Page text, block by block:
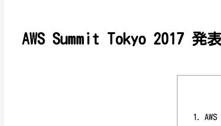
AWS Summit Tokyo 2017 発